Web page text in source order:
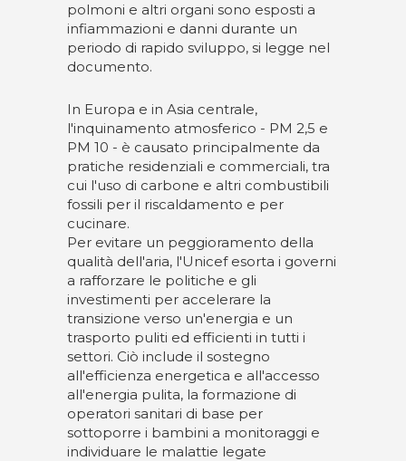
polmoni e altri organi sono esposti a
infiammazioni e danni durante un
periodo di rapido sviluppo, si legge nel
documento.
In Europa e in Asia centrale,
l'inquinamento atmosferico - PM 2,5 e
PM 10 - è causato principalmente da
pratiche residenziali e commerciali, tra
cui l'uso di carbone e altri combustibili
fossili per il riscaldamento e per
cucinare.
Per evitare un peggioramento della
qualità dell'aria, l'Unicef esorta i governi
a rafforzare le politiche e gli
investimenti per accelerare la
transizione verso un'energia e un
trasporto puliti ed efficienti in tutti i
settori. Ciò include il sostegno
all'efficienza energetica e all'accesso
all'energia pulita, la formazione di
operatori sanitari di base per
sottoporre i bambini a monitoraggi e
individuare le malattie legate